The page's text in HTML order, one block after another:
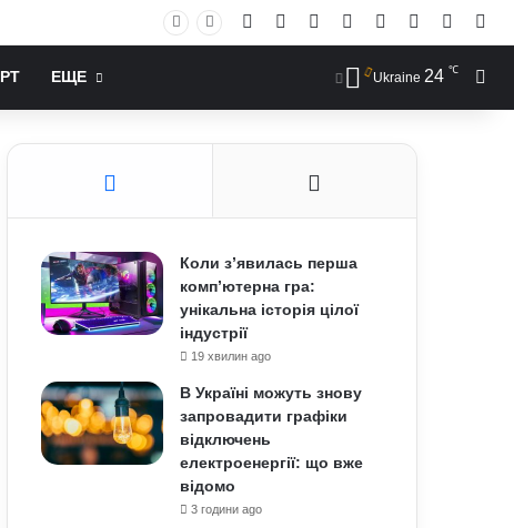
Facebook YouTubeInstagram
RSS Log In
ЕЩЕ Ukraine 24 ℃
Коли з’явилась перша
комп’ютерна гра:
унікальна історія цілої
індустрії
19 хвилин ago
В Україні можуть знову
запровадити графіки
відключень
електроенергії: що вже
відомо
3 години ago